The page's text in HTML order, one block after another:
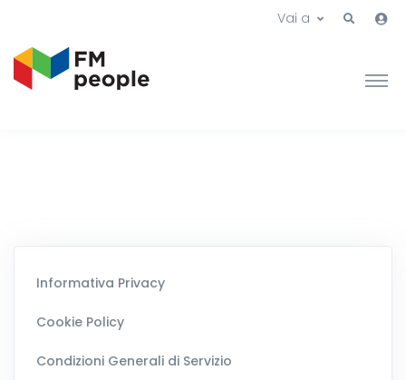
Vai a
Informativa Privacy
Cookie Policy
Condizioni Generali di Servizio